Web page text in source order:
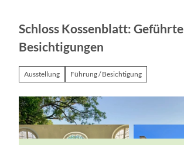
Schloss Kossenblatt: Geführte
Besichtigungen
Ausstellung Führung / Besichtigung